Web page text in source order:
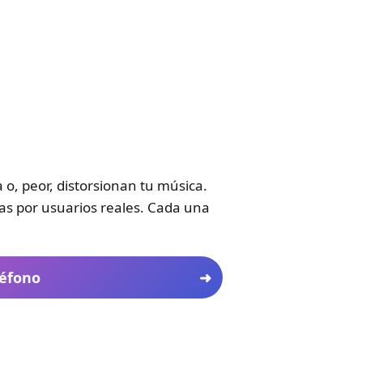
peor, distorsionan tu música.
por usuarios reales. Cada una